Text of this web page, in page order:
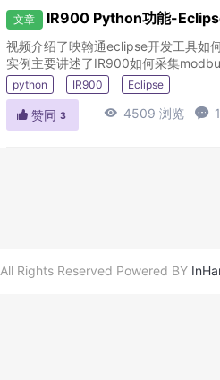
文章 IR900 Python功能-
视频介绍了映翰通eclipse开发工具如
实例主要讲述了IR900如何采集
python IR900 Eclipse
 赞同 3  4509 浏览 
All Rights Reserved Powered BY